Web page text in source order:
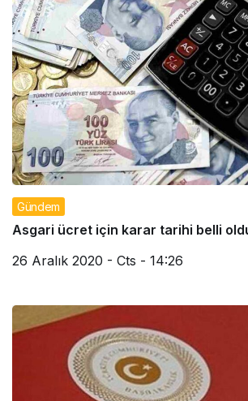
Gündem
Asgari ücret için karar tarihi belli
26 Aralık 2020 - Cts - 14:26